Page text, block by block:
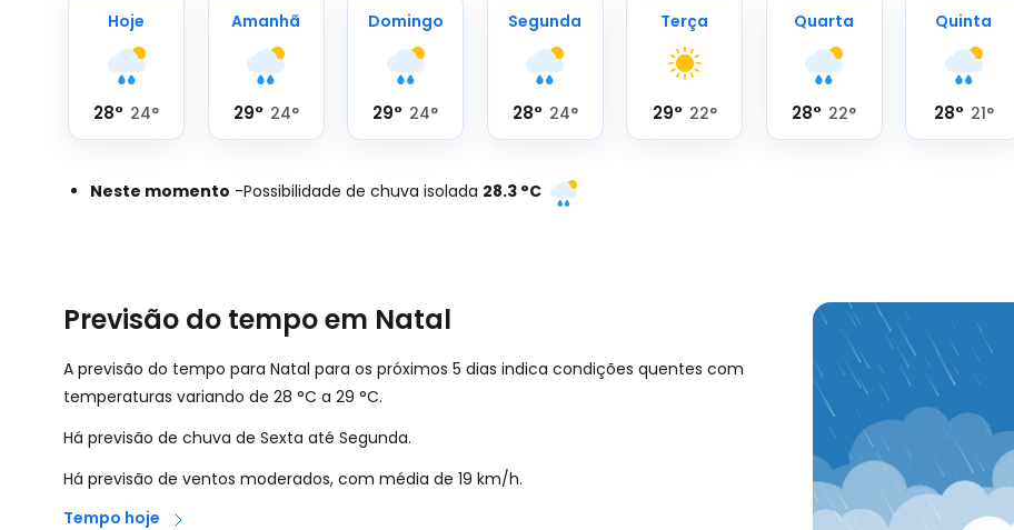
Hoje
28° 24°
Amanhã
29° 24°
Domingo
29° 24°
Segunda
28° 24°
Terça
29° 22°
Quarta
28° 22°
Quinta
28° 21°
Neste momento -Possibilidade de chuva isolada 28.3 °C
Previsão do tempo em Natal
A previsão do tempo para Natal para os próximos 5 dias indica condições quentes com
temperaturas variando de 28 °C a 29 °C.
Há previsão de chuva de Sexta até Segunda.
Há previsão de ventos moderados, com média de 19 km/h.
Tempo hoje